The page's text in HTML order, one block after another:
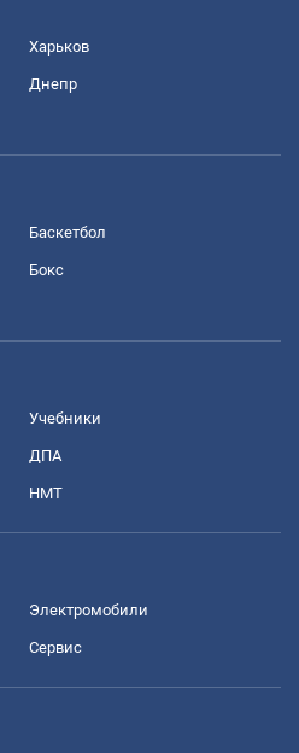
Харьков
Днепр
Баскетбол
Бокс
Учебники
ДПА
НМТ
Электромобили
Сервис